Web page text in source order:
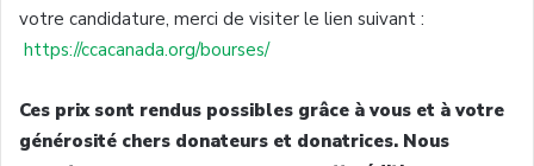
votre candidature, merci de visiter le lien suivant :
https://ccacanada.org/bourses/
Ces prix sont rendus possibles grâce à vous et à votre
générosité chers donateurs et donatrices. Nous